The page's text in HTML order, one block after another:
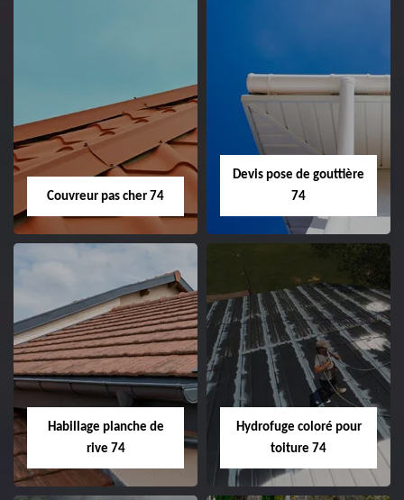
Couvreur pas cher 74
Devis pose de gouttière
74
Habillage planche de
rive 74
Hydrofuge coloré pour
toiture 74